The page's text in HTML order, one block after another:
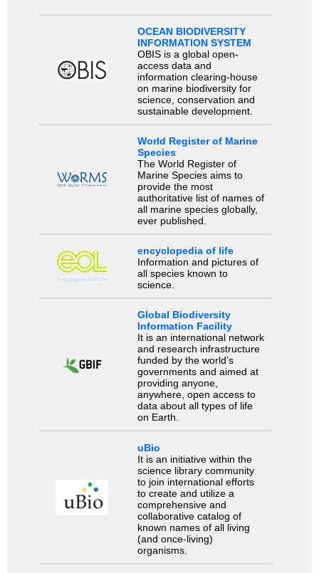
OCEAN BIODIVERSITY
INFORMATION SYSTEM
OBIS is a global open-
access data and
information clearing-house
on marine biodiversity for
science, conservation and
sustainable development.
World Register of Marine
Species
The World Register of
Marine Species aims to
provide the most
authoritative list of names of
all marine species globally,
ever published.
encyclopedia of life
Information and pictures of
all species known to
science.
Global Biodiversity
Information Facility
It is an international network
and research infrastructure
funded by the world’s
governments and aimed at
providing anyone,
anywhere, open access to
data about all types of life
on Earth.
uBio
It is an initiative within the
science library community
to join international efforts
to create and utilize a
comprehensive and
collaborative catalog of
known names of all living
(and once-living)
organisms.